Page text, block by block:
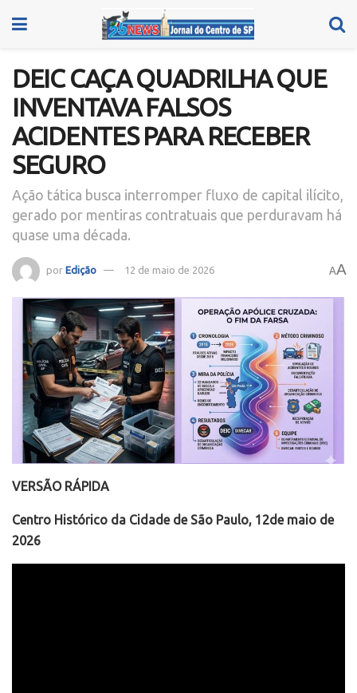
DEIC CAÇA QUADRILHA QUE
INVENTAVA FALSOS
ACIDENTES PARA RECEBER
SEGURO
Ação tática busca interromper fluxo de capital ilícito,
gerado por mentiras contratuais que perduravam há
quase uma década.
por Edição 12 de maio de 2026 AA
VERSÃO RÁPIDA
Centro Histórico da Cidade de São Paulo, 12de maio de
2026